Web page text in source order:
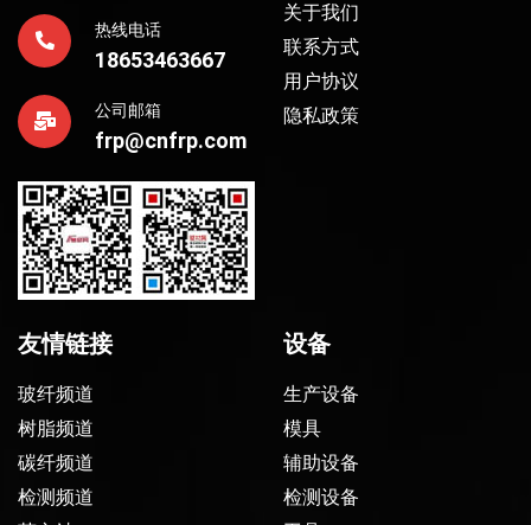
热线电话
18653463667
公司邮箱
frp@cnfrp.com
关于我们
联系方式
用户协议
隐私政策
友情链接
玻纤频道
树脂频道
碳纤频道
检测频道
设备
生产设备
模具
辅助设备
检测设备